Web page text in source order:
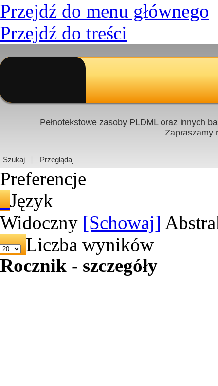
Przejdź do menu głównego
Przejdź do treści
Pełnotekstowe zasoby PLDML oraz innych
Zapraszamy
Szukaj Przeglądaj
Preferencje
Język
Widoczny [Schowaj]
Liczba wyników
Rocznik - szczegóły